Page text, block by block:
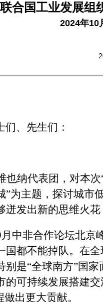
合国工业发展组
2024年10
们、先生们：
也纳代表团，对本
”为主题，探讨城市
迸发出新的思维火
中非合作论坛北京
国都不能掉队。在
是“全球南方”国
的可持续发展搭建
出更大贡献。